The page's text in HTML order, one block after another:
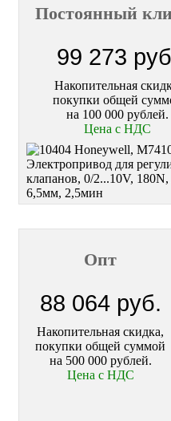
Постоянный
99 273
Накопительная
покупки общей
на 100 000 рублей.
Цена с НДС
Опт
88 064 руб.
Накопительная скидка,
покупки общей суммой
на 500 000 рублей.
Цена с НДС